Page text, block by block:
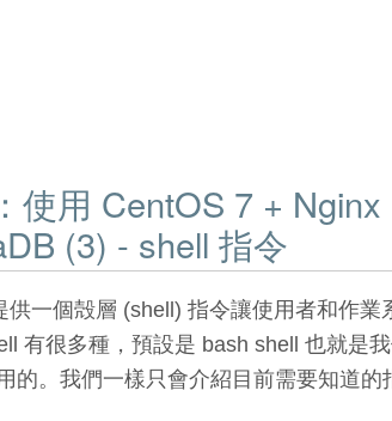
使用 CentOS 7 + Nginx
(3) - shell 指令
供一個殻層 (shell) 指令讓使用者和作業
有很多種，預設是 bash shell 也就是
的。我們一樣只會介紹目前需要知道的